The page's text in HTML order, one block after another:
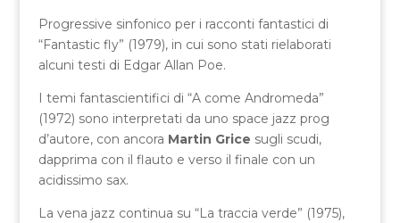
Progressive sinfonico per i racconti fantastici di
“Fantastic fly” (1979), in cui sono stati rielaborati
alcuni testi di Edgar Allan Poe.
I temi fantascientifici di “A come Andromeda”
(1972) sono interpretati da uno space jazz prog
d’autore, con ancora Martin Grice sugli scudi,
dapprima con il flauto e verso il finale con un
acidissimo sax.
La vena jazz continua su “La traccia verde” (1975),